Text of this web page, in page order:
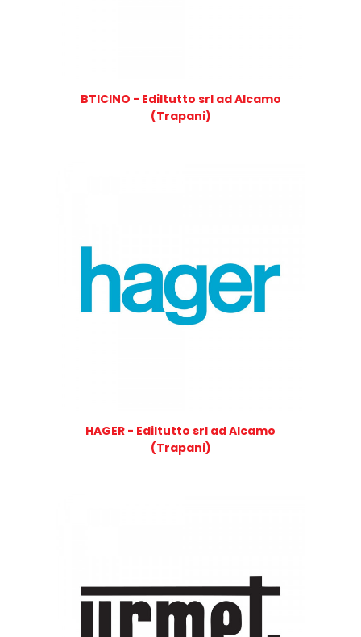
BTICINO - Ediltutto srl ad Alcamo
(Trapani)
HAGER - Ediltutto srl ad Alcamo
(Trapani)